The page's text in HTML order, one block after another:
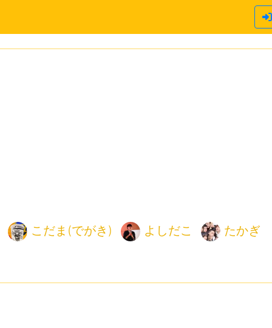
こだま(でがき) よしだこ
たかぎ